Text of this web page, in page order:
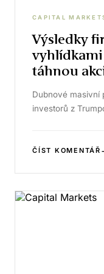
CAPITAL
Výsledky
vyhlídkami
táhnou
Dubnové masivní
investorů z
ČÍST KOMENTÁŘ